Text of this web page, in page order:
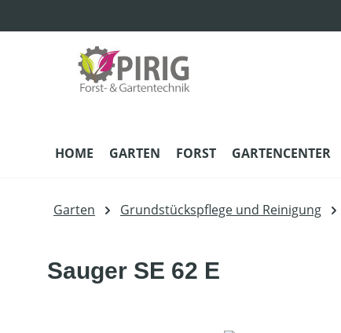
HOME GARTEN FORST GARTENCENTER
Garten Grundstückspflege und Reinigung
Sauger SE 62 E